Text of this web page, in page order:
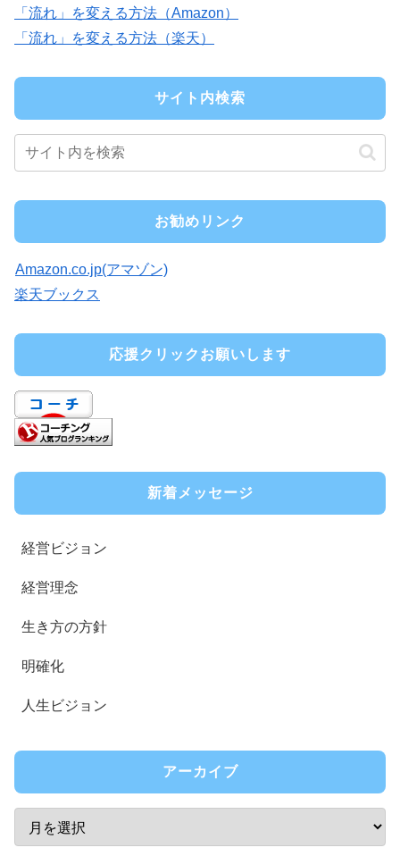
「流れ」を変える方法（Amazon）
「流れ」を変える方法（楽天）
サイト内検索
お勧めリンク
Amazon.co.jp(アマゾン)
楽天ブックス
応援クリックお願いします
新着メッセージ
経営ビジョン
経営理念
生き方の方針
明確化
人生ビジョン
アーカイブ